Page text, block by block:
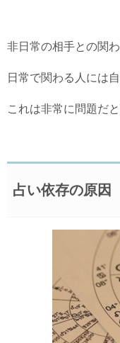
非日常の相手との関
日常で関わる人には
これは非常に問題だと
占い依存の原因